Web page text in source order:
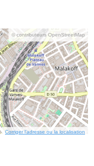
© contributeurs OpenStreetMap
Corriger l’adresse ou la localisation